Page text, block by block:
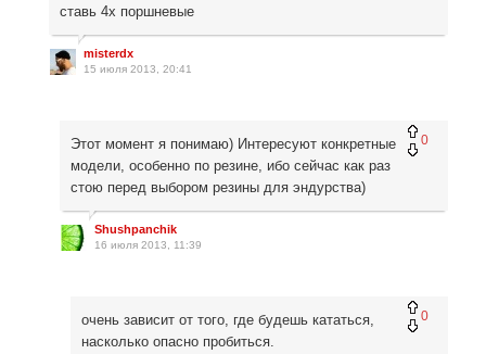
ставь 4х поршневые
misterdx
15 июля 2013, 20:41
0
Этот момент я понимаю) Интересуют конкретные
модели, особенно по резине, ибо сейчас как раз
стою перед выбором резины для эндурства)
Shushpanchik
16 июля 2013, 11:39
0
очень зависит от того, где будешь кататься,
насколько опасно пробиться.